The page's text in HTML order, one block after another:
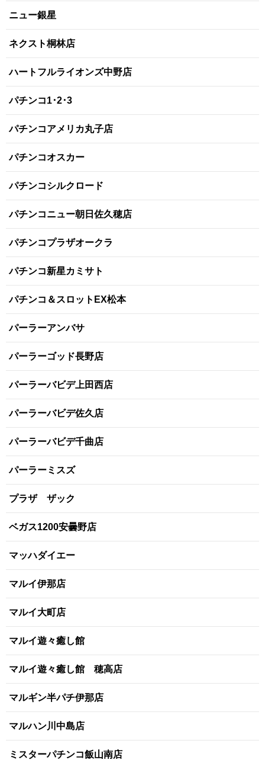
ニュー銀星
ネクスト桐林店
ハートフルライオンズ中野店
パチンコ1･2･3
パチンコアメリカ丸子店
パチンコオスカー
パチンコシルクロード
パチンコニュー朝日佐久穂店
パチンコプラザオークラ
パチンコ新星カミサト
パチンコ＆スロットEX松本
パーラーアンバサ
パーラーゴッド長野店
パーラーバビデ上田西店
パーラーバビデ佐久店
パーラーバビデ千曲店
パーラーミスズ
プラザ ザック
ベガス1200安曇野店
マッハダイエー
マルイ伊那店
マルイ大町店
マルイ遊々癒し館
マルイ遊々癒し館 穂高店
マルギン半パチ伊那店
マルハン川中島店
ミスターパチンコ飯山南店